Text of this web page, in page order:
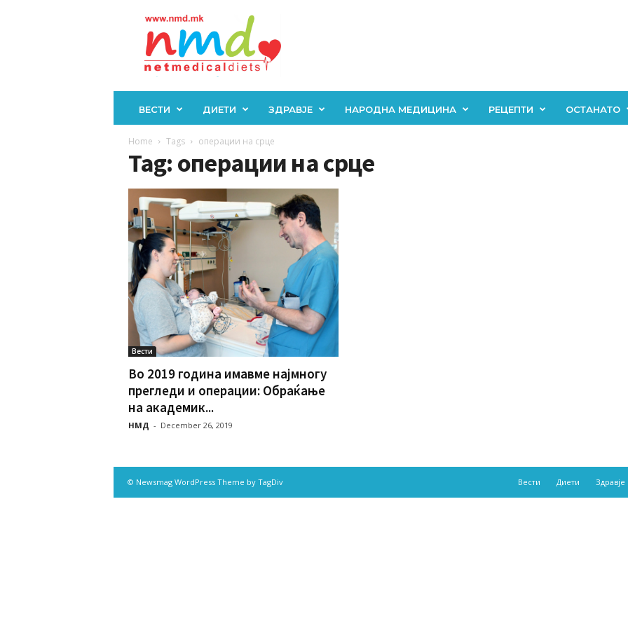
ВЕСТИ ДИЕТИ ЗДРАВЈЕ НАРОДНА МЕДИЦИНА РЕЦЕПТИ ОСТАНАТО
Home Tags операции на срце
Tag: операции на срце
Вести
Во 2019 година имавме најмногу
прегледи и операции: Обраќање
на академик...
НМД - December 26, 2019
Вести Диети Здравје
© Newsmag WordPress Theme by TagDiv